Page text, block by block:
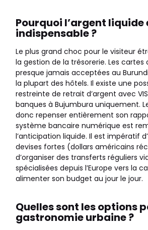
Pourquoi l’argent
indispensable ?
Le plus grand choc pour le visiteur
la gestion de la trésorerie. Les
presque jamais acceptées au
la plupart des hôtels. Il existe une
restreinte de retrait d’argent avec
banques à Bujumbura uniquement.
donc repenser entièrement son
système bancaire numérique est
l’anticipation liquide. Il est impératif
devises fortes (dollars américains
d’organiser des transferts réguliers
spécialisées depuis l’Europe vers la
alimenter son budget au jour le jour.
Quelles sont les options
gastronomie urbaine ?